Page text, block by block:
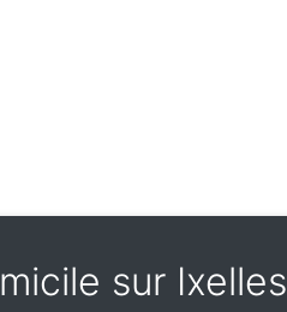
sur Ixelles